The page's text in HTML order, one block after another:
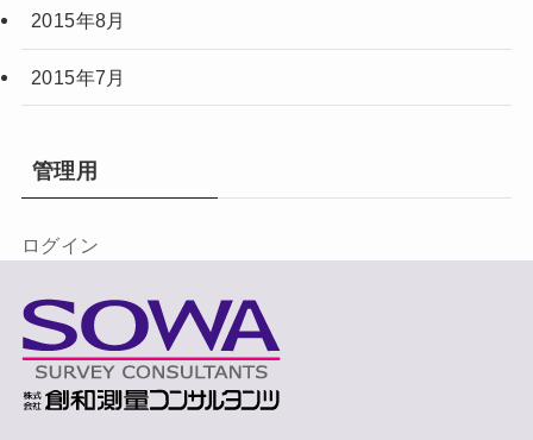
2015年8月
2015年7月
管理用
ログイン